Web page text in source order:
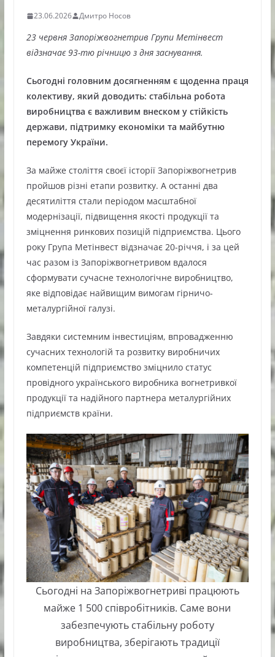
23.06.2026 Дмитро Носов
23 червня Запоріжвогнетрив Групи Метінвест
відзначає 93-тю річницю з дня заснування.
Сьогодні головним досягненням є щоденна праця
колективу, який доводить: стабільна робота
виробництва є важливим внеском у стійкість
держави, підтримку економіки та майбутню
перемогу України.
За майже століття своєї історії Запоріжвогнетрив
пройшов різні етапи розвитку. А останні два
десятиліття стали періодом масштабної
модернізації, підвищення якості продукції та
зміцнення ринкових позицій підприємства. Цього
року Група Метінвест відзначає 20-річчя, і за цей
час разом із Запоріжвогнетривом вдалося
сформувати сучасне технологічне виробництво,
яке відповідає найвищим вимогам гірничо-
металургійної галузі.
Завдяки системним інвестиціям, впровадженню
сучасних технологій та розвитку виробничих
компетенцій підприємство зміцнило статус
провідного українського виробника вогнетривкої
продукції та надійного партнера металургійних
підприємств країни.
Сьогодні на Запоріжвогнетриві працюють
майже 1 500 співробітників. Саме вони
забезпечують стабільну роботу
виробництва, зберігають традиції